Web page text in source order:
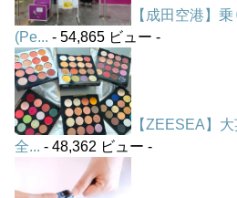
【成田空港】
(Pe... - 54,865 ビュー -
【ZEESEA】
全... - 48,362 ビュー -